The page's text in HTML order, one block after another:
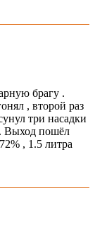
брагу .
, второй раз
три насадки
. Выход пошёл
, 1.5 литра